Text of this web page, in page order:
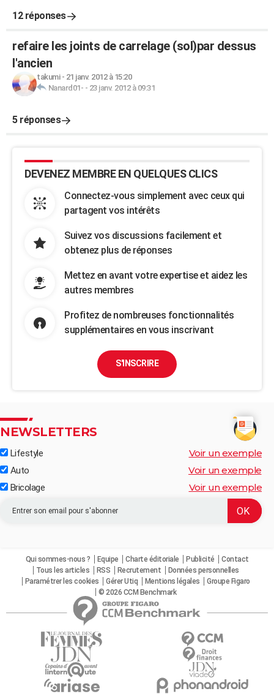
12 réponses
refaire les joints de carrelage (sol)par dessus
l'ancien
takumi- 21 janv. 2012 à 15:20
Nanard01- - 23 janv. 2012 à 09:31
5 réponses
DEVENEZ MEMBRE EN QUELQUES CLICS
Connectez-vous simplement avec ceux qui
partagent vos intérêts
Suivez vos discussions facilement et
obtenez plus de réponses
Mettez en avant votre expertise et aidez les
autres membres
Profitez de nombreuses fonctionnalités
supplémentaires en vous inscrivant
S'INSCRIRE
NEWSLETTERS
Lifestyle Voir un exemple
Auto Voir un exemple
Bricolage Voir un exemple
Qui sommes-nous ? Equipe Charte éditoriale Publicité
Contact
Tous les articles
RSS Recrutement
Données personnelles
Paramétrer les cookies
Gérer Utiq Mentions légales
Groupe Figaro
© 2026 CCM Benchmark